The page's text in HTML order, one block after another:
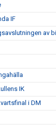
IF
av
IK
i DM